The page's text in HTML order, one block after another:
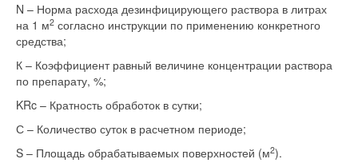
N – Норма расхода дезинфицирующего раствора в литрах
на 1 м2 согласно инструкции по применению конкретного
средства;
К – Коэффициент равный величине концентрации раствора
по препарату, %;
KRc – Кратность обработок в сутки;
С – Количество суток в расчетном периоде;
S – Площадь обрабатываемых поверхностей (м2).